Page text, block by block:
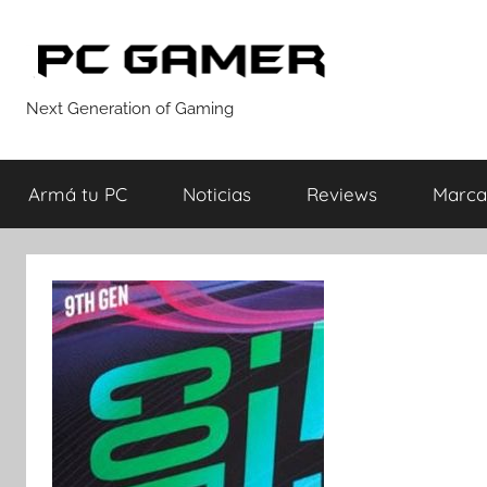
contenido
PC
GAMER
Next Generation of Gaming
Armá tu PC Noticias Reviews